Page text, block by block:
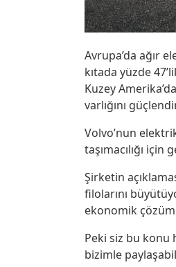
Avrupa’da ağır
kıtada yüzde
Kuzey
varlığını
Volvo’nun
taşımacılığı
Şirketin
filolarını
ekonomik
Peki siz bu konu
bizimle